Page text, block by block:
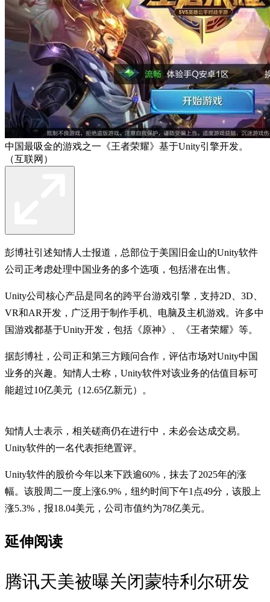
中国最吸金的游戏之一《王者荣耀》基于Unity引擎开发。
（互联网）
彭博社引述知情人士报道，总部位于美国旧金山的Unity软件
公司正考虑处理中国业务的多个选项，包括潜在出售。
Unity公司核心产品是同名的跨平台游戏引擎，支持2D、3D、
VR和AR开发，广泛用于制作手机、电脑及主机游戏。许多中
国游戏都基于Unity开发，包括《原神》、《王者荣耀》等。
据彭博社，公司正和第三方顾问合作，评估市场对Unity中国
业务的兴趣。知情人士称，Unity软件对该业务的估值目标可
能超过10亿美元（12.65亿新元）。
知情人士表示，相关磋商仍在进行中，未必会达成交易。
Unity软件的一名代表拒绝置评。
Unity软件的股价今年以来下跌逾60%，抹去了2025年的涨
幅。该股周二一度上涨6.9%，纽约时间下午1点49分，该股上
涨5.3%，报18.04美元，公司市值约为78亿美元。
延伸阅读
腾讯天美被曝关闭蒙特利尔研发